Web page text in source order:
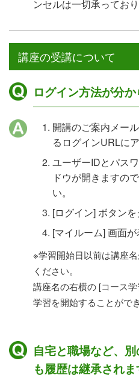
ンセルは一切承っており
講座の受講について
ログイン方法が分か
開講のご案内メー
るログインURLに
ユーザーIDとパス
ドウが開きますの
い。
[ログイン] ボタンを
[マイルーム] 画面が
※学習開始日以前は講座
ください。
講座名の右横の [コース学
学習を開始することができ
自宅と職場など、
も履歴は継承されま